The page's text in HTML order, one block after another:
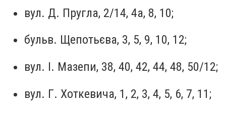
вул. Д. Пругла, 2/14, 4а, 8, 10;
бульв. Щепотьєва, 3, 5, 9, 10, 12;
вул. І. Мазепи, 38, 40, 42, 44, 48, 50/12;
вул. Г. Хоткевича, 1, 2, 3, 4, 5, 6, 7, 11;